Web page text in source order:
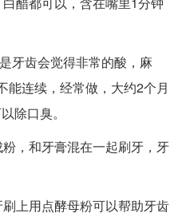
牙齿会觉得非常的酸，麻
能连续，经常做，大约2个月
除口臭。
，和牙膏混在一起刷牙，牙
上用点酵母粉可以帮助牙齿